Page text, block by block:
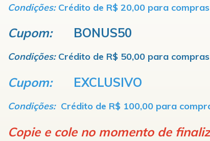
Condições: Crédito de R$ 20,00 para
Cupom: BONUS50
Condições: Crédito de R$ 50,00 para
Cupom: EXCLUSIVO
Condições: Crédito de R$ 100,00 para
Copie e cole no momento de